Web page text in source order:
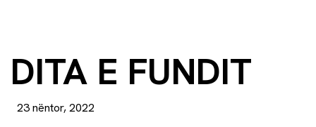
DITA E FUNDIT
23 nëntor, 2022